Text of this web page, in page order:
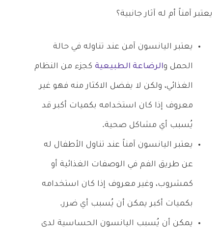
يعتبر آمناً أم له آثار جانبية؟
يعتبر اليانسون آمن عند تناوله في حالة
الحمل والرضاعة الطبيعية كجزء من النظام
الغذائي، ولكن لا يفضل الاكثار منه فهو غير
معروف إذا كان استخدامه بكميات أكبر قد
يُسبب أي مشاكل صحية.
يعتبر اليانسون آمناً عند تناول الأطفال له
عن طريق الفم في الوصفات الغذائية أو
كمشروب، وغير معروف إذا كان استخدامه
بكميات أكبر يمكن أن يُسبب أي ضرر.
يمكن أن يُسبب اليانسون الحساسية لدى